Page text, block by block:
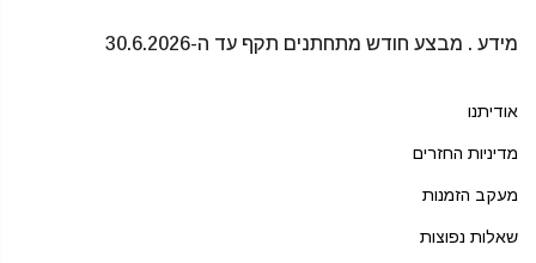
מידע . מבצע חודש מתחתנים תקף עד ה-30.6.2026
אודיתנו
מדיניות החזרים
מעקב הזמנות
שאלות נפוצות